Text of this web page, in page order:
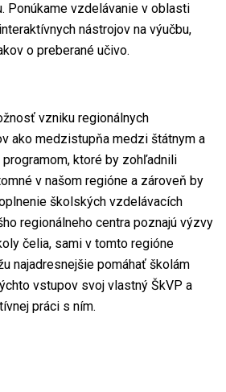
Ponúkame vzdelávanie v oblasti
nástrojov na výučbu,
o preberané učivo.
vzniku regionálnych
ako medzistupňa medzi štátnym a
ktoré by zohľadnili
v našom regióne a zároveň by
školských vzdelávacích
regionálneho centra poznajú výzvy
čelia, sami v tomto regióne
najadresnejšie pomáhať školám
vstupov svoj vlastný ŠkVP a
práci s ním.